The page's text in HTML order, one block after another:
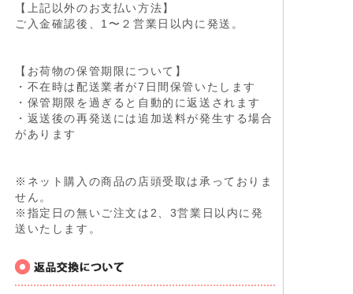
【上記以外のお支払い方法】
ご入金確認後、1〜２営業日以内に発送。
【お荷物の保管期限について】
・不在時は配送業者が7日間保管いたします
・保管期限を過ぎると自動的に返送されます
・返送後の再発送には追加送料が発生する場合
があります
※ネット購入の商品の店頭受取は承っておりま
せん。
※指定日の無いご注文は2、3営業日以内に発
送いたします。